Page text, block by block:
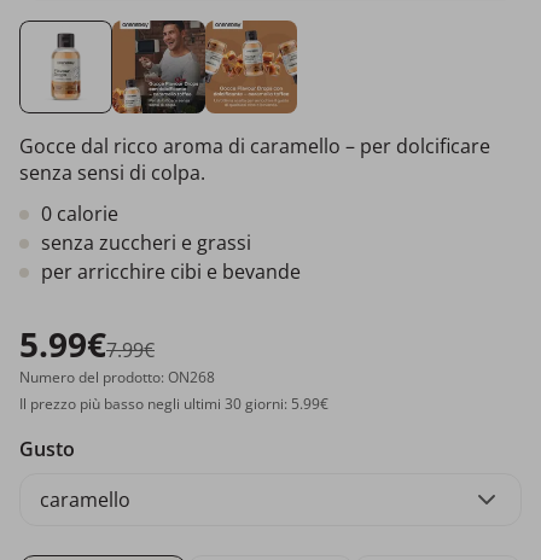
Gocce dal ricco aroma di caramello – per dolcificare
senza sensi di colpa.
0 calorie
senza zuccheri e grassi
per arricchire cibi e bevande
5.99€7.99€
Numero del prodotto: ON268
Il prezzo più basso negli ultimi 30 giorni: 5.99€
Gusto
caramello